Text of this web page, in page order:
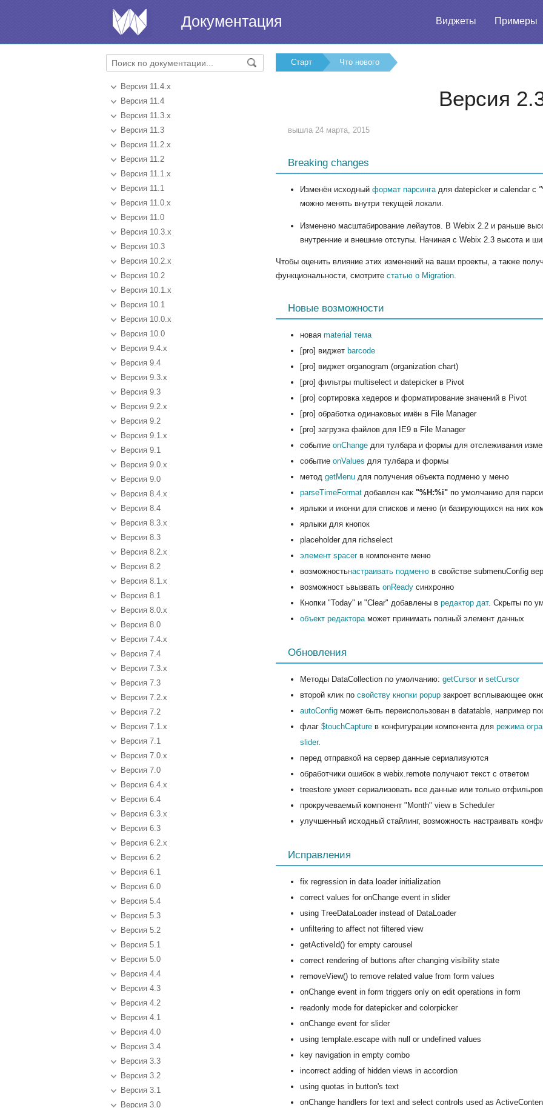
Виджеты Примеры
Документация
Версия 11.4.x
Версия 11.4
Версия 11.3.x
Версия 11.3
Версия 11.2.x
Версия 11.2
Версия 11.1.x
Версия 11.1
Версия 11.0.x
Версия 11.0
Версия 10.3.x
Версия 10.3
Версия 10.2.x
Версия 10.2
Версия 10.1.x
Версия 10.1
Версия 10.0.x
Версия 10.0
Версия 9.4.x
Версия 9.4
Версия 9.3.x
Версия 9.3
Версия 9.2.x
Версия 9.2
Версия 9.1.x
Версия 9.1
Версия 9.0.x
Версия 9.0
Версия 8.4.x
Версия 8.4
Версия 8.3.x
Версия 8.3
Версия 8.2.x
Версия 8.2
Версия 8.1.x
Версия 8.1
Версия 8.0.x
Версия 8.0
Версия 7.4.x
Версия 7.4
Версия 7.3.x
Версия 7.3
Версия 7.2.x
Версия 7.2
Версия 7.1.x
Версия 7.1
Версия 7.0.x
Версия 7.0
Версия 6.4.x
Версия 6.4
Версия 6.3.x
Версия 6.3
Версия 6.2.x
Версия 6.2
Версия 6.1
Версия 6.0
Версия 5.4
Версия 5.3
Версия 5.2
Версия 5.1
Версия 5.0
Версия 4.4
Версия 4.3
Версия 4.2
Версия 4.1
Версия 4.0
Версия 3.4
Версия 3.3
Версия 3.2
Версия 3.1
Версия 3.0
Старт Что нового
Версия
вышла 24 марта, 2015
Breaking changes
Изменён исходный формат парсингадля datepicker и calendar с
можно менять внутри текущей локали.
Изменено масштабирование лейаутов. В Webix 2.2 и раньше
внутренние и внешние отступы. Начиная с Webix 2.3 высота и
Чтобы оценить влияние этих изменений на ваши проекты, а также
функциональности, смотрите статью о Migration.
Новые возможности
новая material тема
[pro] виджет barcode
[pro] виджет organogram (organization chart)
[pro] фильтры multiselect и datepicker в Pivot
[pro] сортировка хедеров и форматирование значений в Pivot
[pro] обработка одинаковых имён в File Manager
[pro] загрузка файлов для IE9 в File Manager
событие onChange для тулбара и формы для отслеживания
событие onValues для тулбара и формы
метод getMenu для получения объекта подменю у меню
parseTimeFormat добавлен как "%H:%i" по умолчанию для
ярлыки и иконки для списков и меню (и базирующихся на них
ярлыки для кнопок
placeholder для richselect
элемент spacerв компоненте меню
возможностьнастраивать подменю в свойстве submenuConfig
возможност ьвызвать onReady синхронно
Кнопки "Today" и "Clear" добавлены в редактор дат. Скрыты по
объект редактораможет принимать полный элемент данных
Обновления
Методы DataCollection по умолчанию: getCursorи setCursor
второй клик по свойству кнопки popup закроет всплывающее
autoConfig может быть переиспользован в datatable, например
флаг $touchCapture в конфигурации компонента для режима
slider.
перед отправкой на сервер данные сериализуются
обработчики ошибок в webix.remote получают текст с ответом
treestore умеет сериализовать все данные или только
прокручеваемый компонент "Month" view в Scheduler
улучшенный исходный стайлинг, возможность настраивать
Исправления
fix regression in data loader initialization
correct values for onChange event in slider
using TreeDataLoader instead of DataLoader
unfiltering to affect not filtered view
getActiveId() for empty carousel
correct rendering of buttons after changing visibility state
removeView() to remove related value from form values
onChange event in form triggers only on edit operations in form
readonly mode for datepicker and colorpicker
onChange event for slider
using template.escape with null or undefined values
key navigation in empty combo
incorrect adding of hidden views in accordion
using quotas in button's text
onChange handlers for text and select controls used as